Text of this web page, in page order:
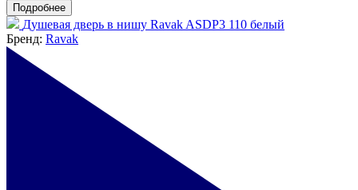
Подробнее
Душевая дверь в нишу Ravak ASDP3 110 белый
Бренд: Ravak